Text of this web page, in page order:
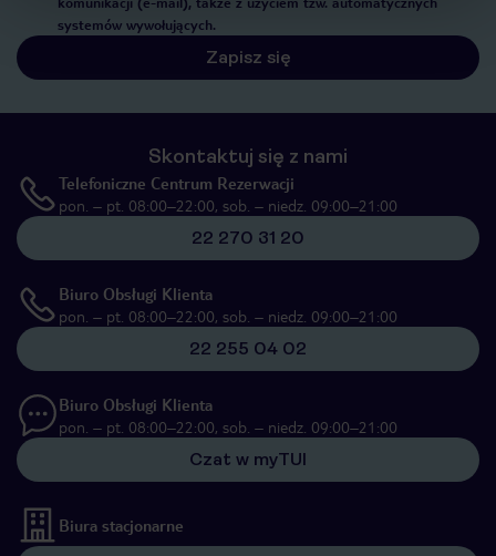
systemów wywołujących.
Zapisz się
Skontaktuj się z nami
Telefoniczne Centrum Rezerwacji
pon. – pt. 08:00–22:00, sob. – niedz. 09:00–21:00
22 270 31 20
Biuro Obsługi Klienta
pon. – pt. 08:00–22:00, sob. – niedz. 09:00–21:00
22 255 04 02
Biuro Obsługi Klienta
pon. – pt. 08:00–22:00, sob. – niedz. 09:00–21:00
Czat w myTUI
Biura stacjonarne